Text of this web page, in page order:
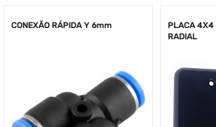
CONEXÃO RÁPIDA Y 6mm
PLACA 4X4
RADIAL